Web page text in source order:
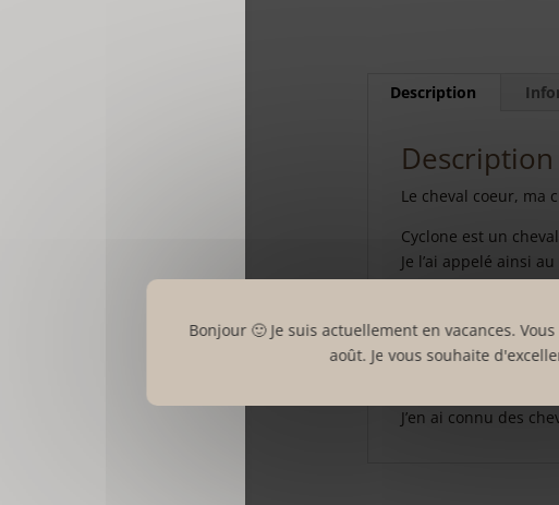
Bonjour 🙂 Je suis actuellement en vacances.
août. Je vous souhaite
Description
Description
Le cheval coeur, ma
Cyclone est un
Je l’ai appelé ainsi
Il regarde droit
Comme tous les
compter sur l’émail
J’en ai connu des